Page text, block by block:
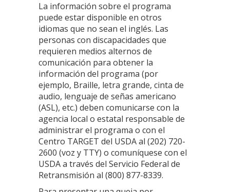
La información sobre el programa
puede estar disponible en otros
idiomas que no sean el inglés. Las
personas con discapacidades que
requieren medios alternos de
comunicación para obtener la
información del programa (por
ejemplo, Braille, letra grande, cinta de
audio, lenguaje de señas americano
(ASL), etc.) deben comunicarse con la
agencia local o estatal responsable de
administrar el programa o con el
Centro TARGET del USDA al (202) 720-
2600 (voz y TTY) o comuníquese con el
USDA a través del Servicio Federal de
Retransmisión al (800) 877-8339.